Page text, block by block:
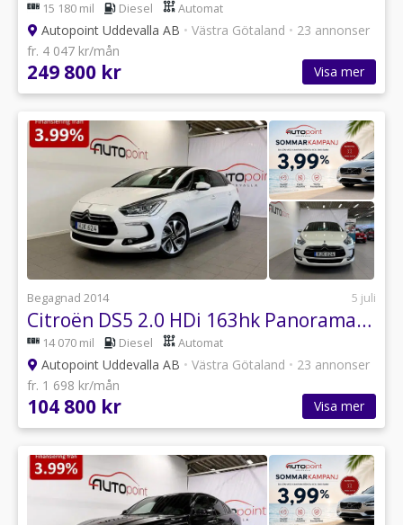
15 180 mil Diesel Automat
Autopoint Uddevalla AB • Västra Götaland • 23 annonser
fr. 4 047 kr/mån
249 800 kr Visa mer
Begagnad 2014 5 juli
Citroën DS5 2.0 HDi 163hk Panorama|Ny Bes|Kamrem bytt
14 070 mil Diesel Automat
Autopoint Uddevalla AB • Västra Götaland • 23 annonser
fr. 1 698 kr/mån
104 800 kr Visa mer